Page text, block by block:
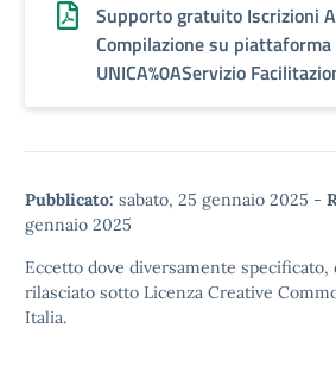
Supporto gratuito Iscrizioni
Compilazione su piattaforma
UNICA%0AServizio
Pubblicato: sabato, 25 gennaio 2025 -
gennaio 2025
Eccetto dove diversamente
rilasciato sotto Licenza Creative
Italia.